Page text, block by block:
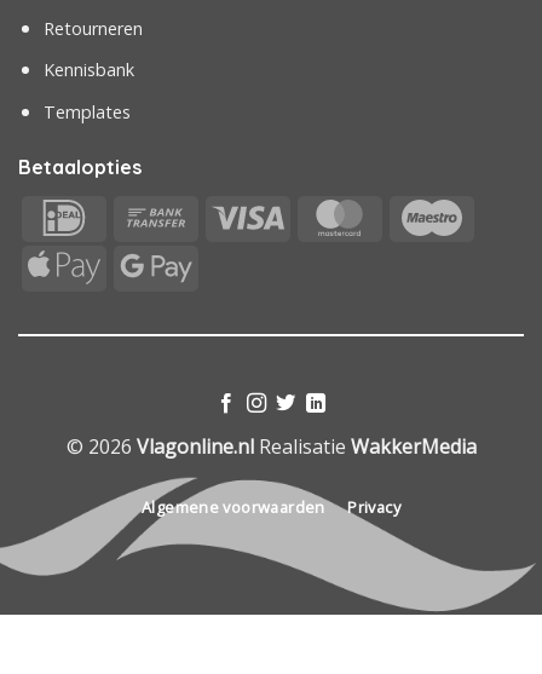
Retourneren
Kennisbank
Templates
Betaalopties
IDeal
Bank
Visa MasterCard
Apple
Google
© 2026 Vlagonline.nlRealisatie WakkerMedia
Algemene voorwaarden Privacy